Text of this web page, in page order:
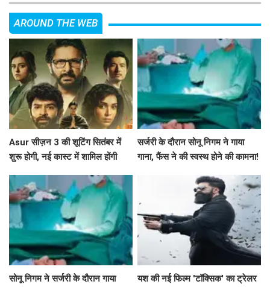
AROUND THE WEB
Asur सीज़न 3 की शूटिंग सितंबर में
शुरू होगी, नई कास्ट में शामिल होंगी
सर्जरी के दौरान सोनू निगम ने गाया
गाना, फैंस ने की स्वस्थ होने की कामना!
सोनू निगम ने सर्जरी के दौरान गाया
यश की नई फिल्म 'टॉक्सिक' का ट्रेलर